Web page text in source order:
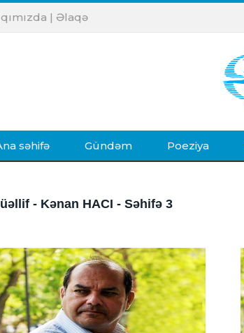
| Əlaqə
səhifə Gündəm Poeziya
- Kənan HACI - Səhifə 3